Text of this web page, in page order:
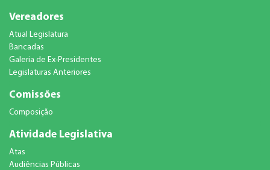
Vereadores
Atual Legislatura
Bancadas
Galeria de Ex-Presidentes
Legislaturas Anteriores
Comissões
Composição
Atividade Legislativa
Atas
Audiências Públicas